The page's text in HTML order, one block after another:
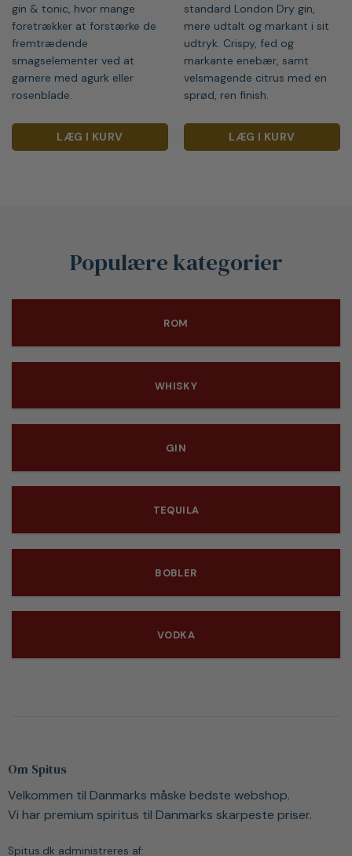
gin & tonic, hvor mange
foretrækker at forstærke de
fremtrædende
smagselementer ved at
garnere med agurk eller
rosenblade.
LÆG I KURV
standard London Dry gin,
mere udtalt og markant i sit
udtryk. Crispy, fed og
markante enebær, samt
velsmagende citrus med en
sprød, ren finish.
LÆG I KURV
Populære kategorier
ROM
WHISKY
GIN
TEQUILA
BOBLER
VODKA
Om Spitus
Velkommen til Danmarks måske bedste webshop.
Vi har premium spiritus til Danmarks skarpeste priser.
Spitus.dk administreres af: